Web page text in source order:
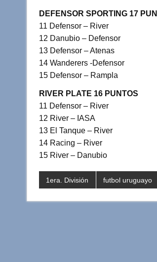
DEFENSOR SPORTING 17
11 Defensor – River
12 Danubio – Defensor
13 Defensor – Atenas
14 Wanderers -Defensor
15 Defensor – Rampla
RIVER PLATE 16 PUNTOS
11 Defensor – River
12 River – IASA
13 El Tanque – River
14 Racing – River
15 River – Danubio
1era. División futbol uruguayo